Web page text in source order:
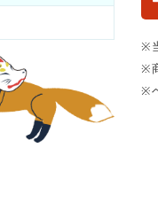
※
※
※